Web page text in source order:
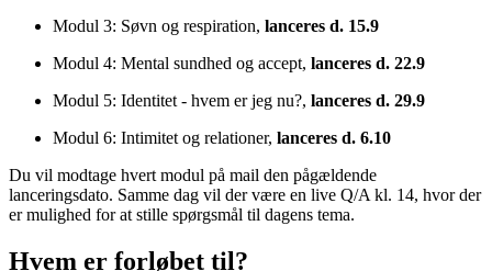
Modul 3: Søvn og respiration, lanceres d. 15.9
Modul 4: Mental sundhed og accept, lanceres d. 22.9
Modul 5: Identitet - hvem er jeg nu?, lanceres d. 29.9
Modul 6: Intimitet og relationer, lanceres d. 6.10
Du vil modtage hvert modul på mail den pågældende
lanceringsdato. Samme dag vil der være en live Q/A kl. 14, hvor der
er mulighed for at stille spørgsmål til dagens tema.
Hvem er forløbet til?